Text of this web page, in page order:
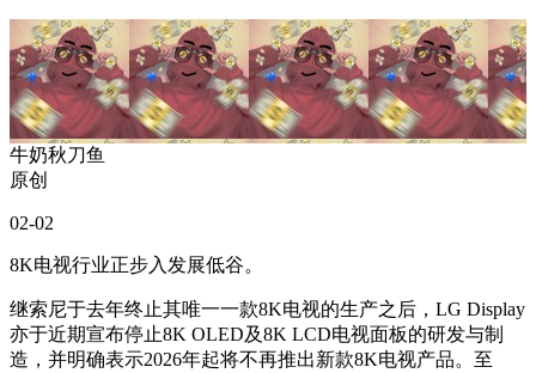
牛奶秋刀鱼
原创
02-02
8K电视行业正步入发展低谷。
继索尼于去年终止其唯一一款8K电视的生产之后，LG Display
亦于近期宣布停止8K OLED及8K LCD电视面板的研发与制
造，并明确表示2026年起将不再推出新款8K电视产品。至